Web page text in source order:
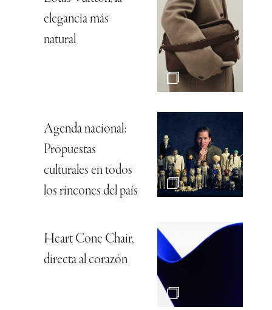
elegancia más
natural
Agenda nacional:
Propuestas
culturales en todos
los rincones del país
Heart Cone Chair,
directa al corazón